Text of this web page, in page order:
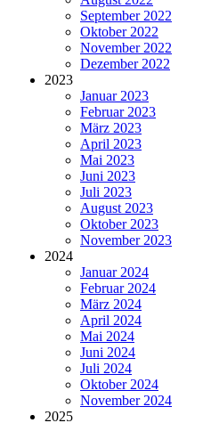
September 2022
Oktober 2022
November 2022
Dezember 2022
2023
Januar 2023
Februar 2023
März 2023
April 2023
Mai 2023
Juni 2023
Juli 2023
August 2023
Oktober 2023
November 2023
2024
Januar 2024
Februar 2024
März 2024
April 2024
Mai 2024
Juni 2024
Juli 2024
Oktober 2024
November 2024
2025